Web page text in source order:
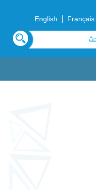
Français
|
English